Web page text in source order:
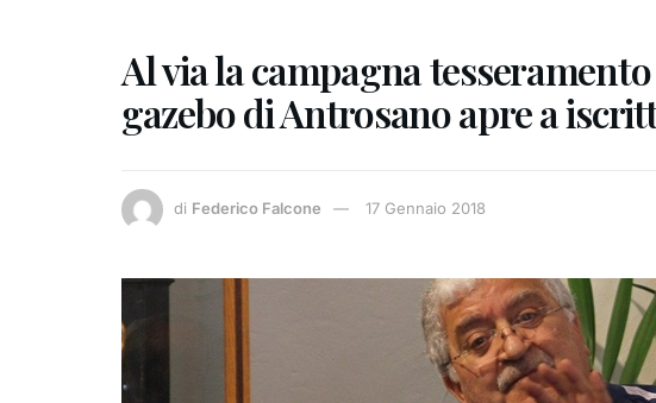
Al via la campagna
gazebo di Antrosano apre a
di Federico Falcone 17 Gennaio 2018